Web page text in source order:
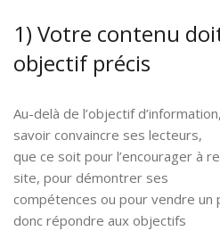
1) Votre contenu
objectif précis
Au-delà de l’objectif
savoir convaincre ses lecteurs,
que ce soit pour l’encourager à
site, pour démontrer ses
compétences ou pour vendre
donc répondre aux objectifs